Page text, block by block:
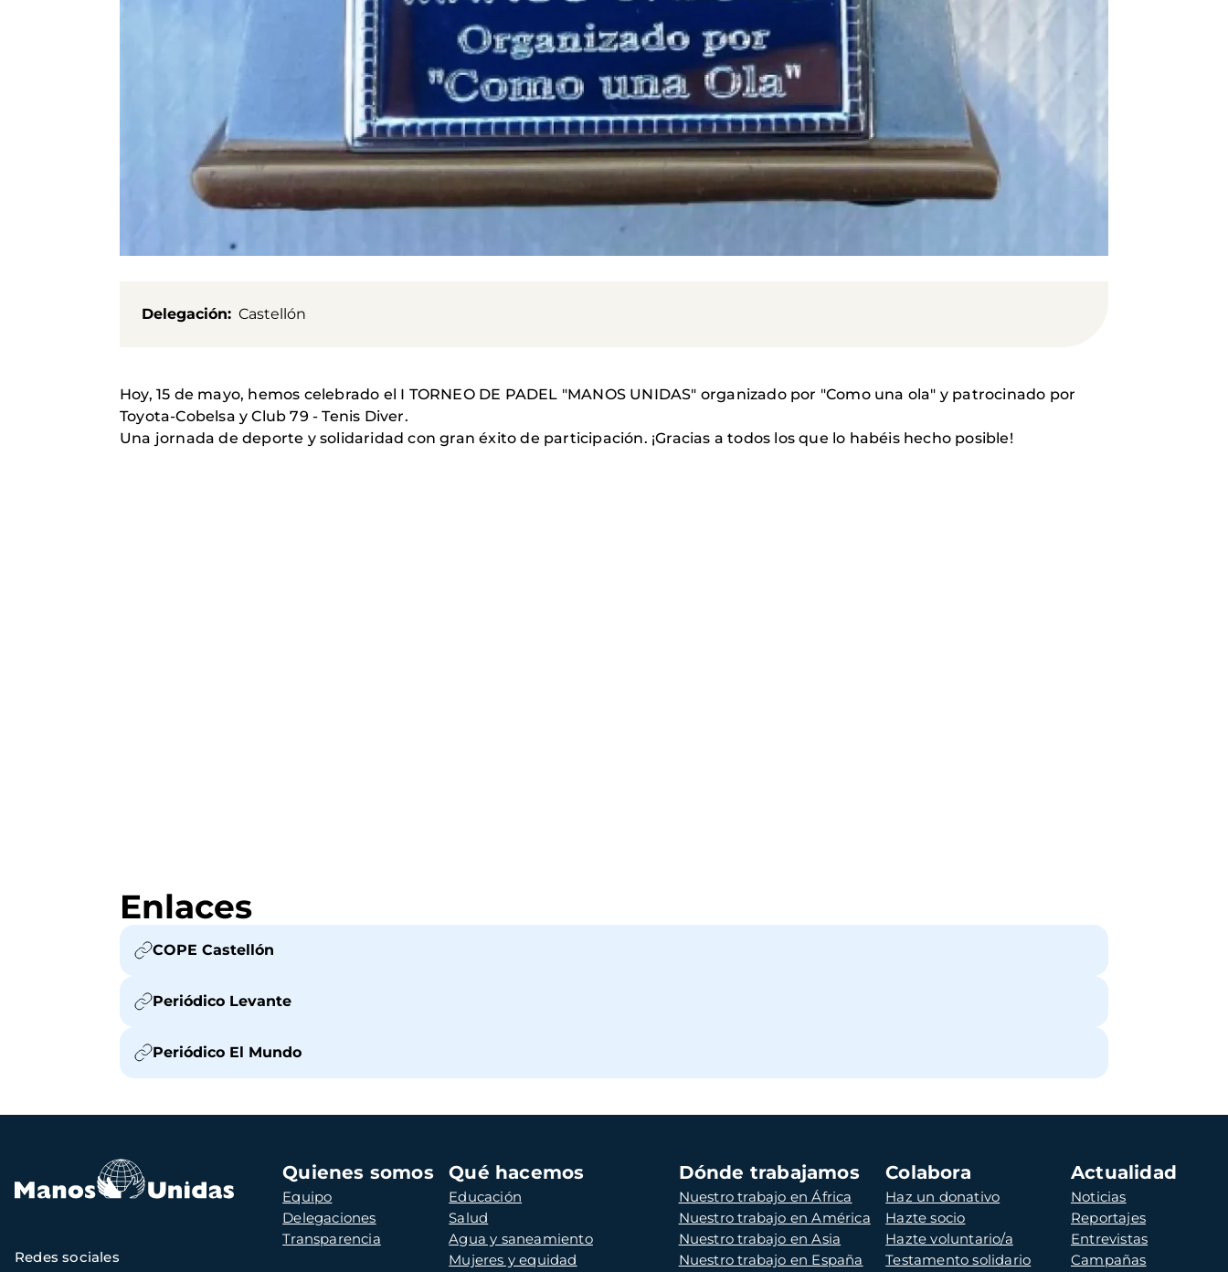
Delegación Castellón
Hoy, 15 de mayo, hemos celebrado el I TORNEO DE PADEL "MANOS UNIDAS" organizado por "Como una ola" y patrocinado por
Toyota-Cobelsa y Club 79 - Tenis Diver.
Una jornada de deporte y solidaridad con gran éxito de participación. ¡Gracias a todos los que lo habéis hecho posible!
Enlaces
COPE Castellón
Periódico Levante
Periódico El Mundo
Navegación
principal
Quienes somos
Equipo
Delegaciones
Transparencia
Qué hacemos
Educación
Salud
Agua y saneamiento
Mujeres y equidad
Dónde trabajamos
Nuestro trabajo en África
Nuestro trabajo en América
Nuestro trabajo en Asia
Nuestro trabajo en España
Colabora
Haz un donativo
Hazte socio
Hazte voluntario/a
Testamento solidario
Actualidad
Noticias
Reportajes
Entrevistas
Campañas
Redes sociales